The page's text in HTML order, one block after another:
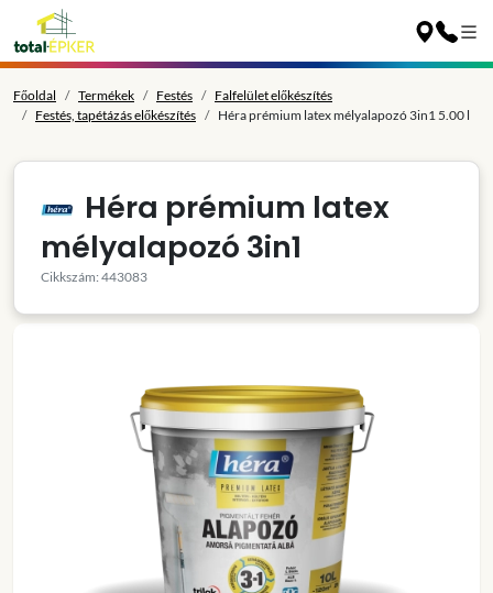
Főoldal Termékek Festés
Falfelület előkészítés
Festés, tapétázás előkészítés
Héra prémium latex mélyalapozó 3in1 5.00 l
Héra prémium latex
mélyalapozó 3in1
Cikkszám: 443083